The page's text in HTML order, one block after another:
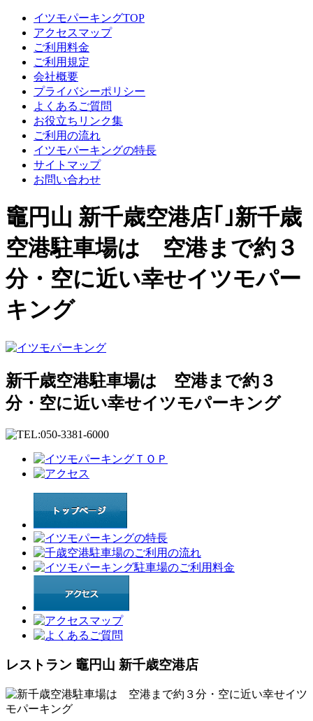
イツモパーキングTOP
アクセスマップ
ご利用料金
ご利用規定
会社概要
プライバシーポリシー
よくあるご質問
お役立ちリンク集
ご利用の流れ
イツモパーキングの特長
サイトマップ
お問い合わせ
竈円山 新千歳空港店｢｣新千歳
空港駐車場は 空港まで約３
分・空に近い幸せイツモパー
キング
新千歳空港駐車場は 空港まで約３
分・空に近い幸せイツモパーキング
レストラン 竈円山 新千歳空港店